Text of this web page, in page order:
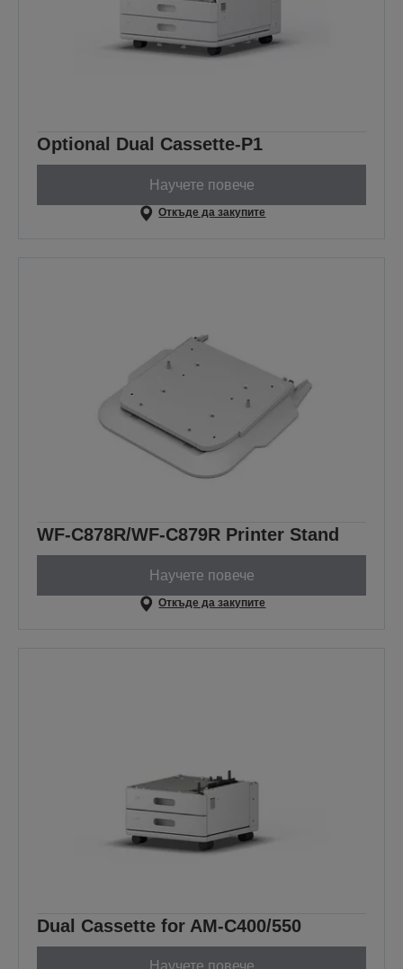
Optional Dual Cassette-P1
Научете повече
Откъде да закупите
WF-C878R/WF-C879R Printer Stand
Научете повече
Откъде да закупите
Dual Cassette for AM-C400/550